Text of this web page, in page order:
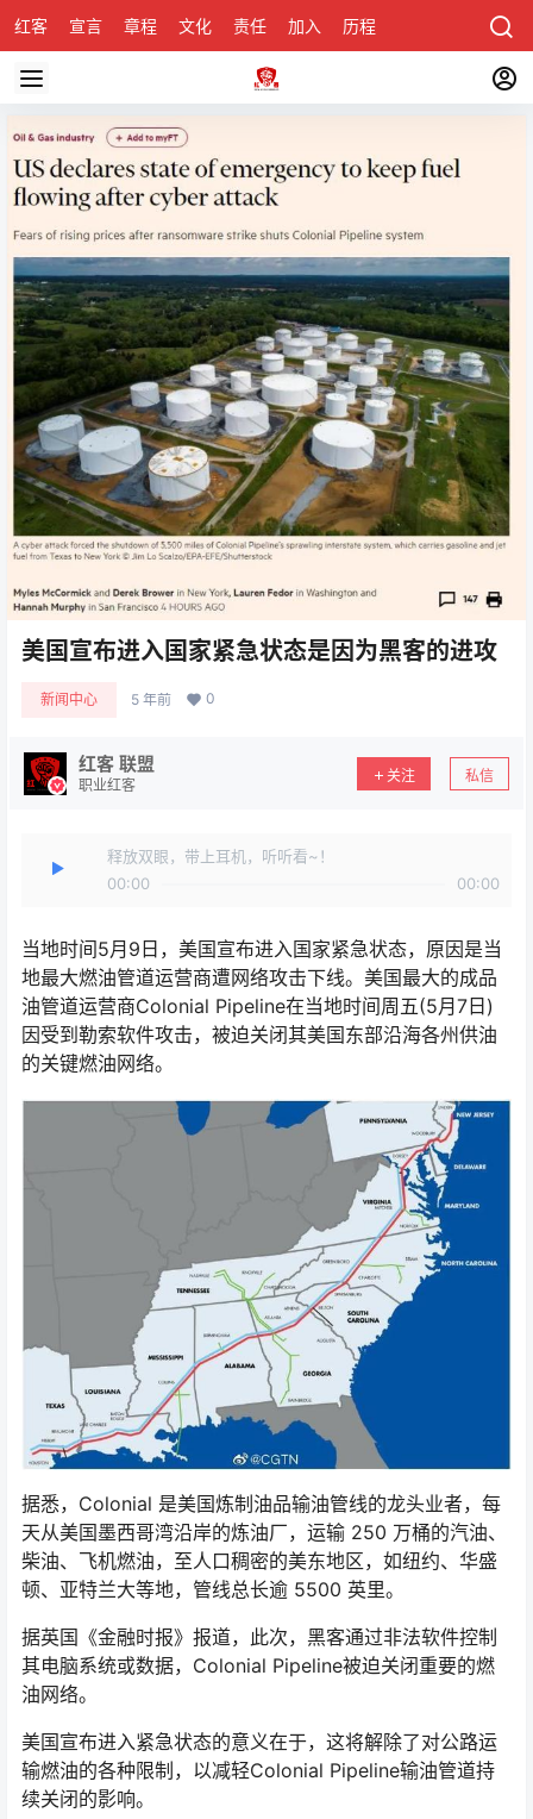
红客 宣言 章程 文化 责任 加入 历程 关于
美国宣布进入国家紧急状态是因为黑客的进攻
新闻中心 5 年前 0
红客 联盟
职业红客
关注 私信
释放双眼，带上耳机，听听看~！
00:00
00:00
当地时间5月9日，美国宣布进入国家紧急状态，原因是当
地最大燃油管道运营商遭网络攻击下线。美国最大的成品
油管道运营商Colonial Pipeline在当地时间周五(5月7日)
因受到勒索软件攻击，被迫关闭其美国东部沿海各州供油
的关键燃油网络。
据悉，Colonial 是美国炼制油品输油管线的龙头业者，每
天从美国墨西哥湾沿岸的炼油厂，运输 250 万桶的汽油、
柴油、飞机燃油，至人口稠密的美东地区，如纽约、华盛
顿、亚特兰大等地，管线总长逾 5500 英里。
据英国《金融时报》报道，此次，黑客通过非法软件控制
其电脑系统或数据，Colonial Pipeline被迫关闭重要的燃
油网络。
美国宣布进入紧急状态的意义在于，这将解除了对公路运
输燃油的各种限制，以减轻Colonial Pipeline输油管道持
续关闭的影响。